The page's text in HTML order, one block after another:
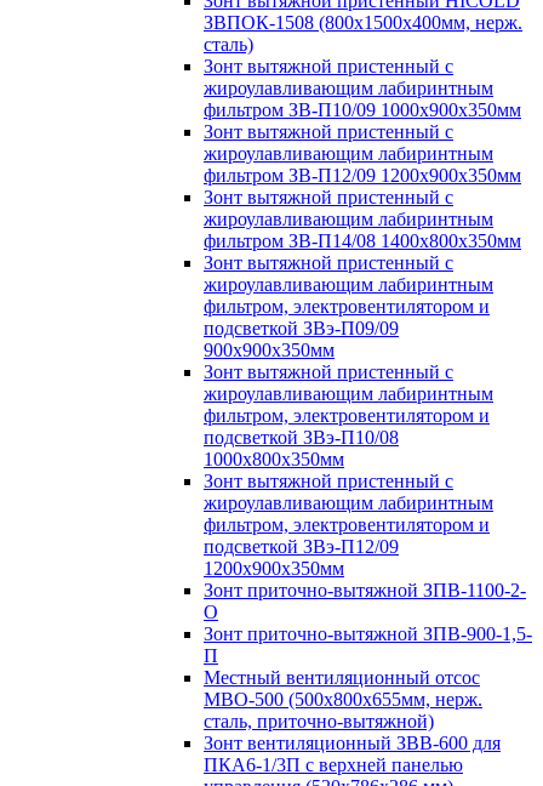
ЗВПОК-1508 (800х1500х400мм, нерж.
сталь)
Зонт вытяжной пристенный с
жироулавливающим лабиринтным
фильтром ЗВ-П10/09 1000х900х350мм
Зонт вытяжной пристенный с
жироулавливающим лабиринтным
фильтром ЗВ-П12/09 1200х900х350мм
Зонт вытяжной пристенный с
жироулавливающим лабиринтным
фильтром ЗВ-П14/08 1400х800х350мм
Зонт вытяжной пристенный с
жироулавливающим лабиринтным
фильтром, электровентилятором и
подсветкой ЗВэ-П09/09
900х900х350мм
Зонт вытяжной пристенный с
жироулавливающим лабиринтным
фильтром, электровентилятором и
подсветкой ЗВэ-П10/08
1000х800х350мм
Зонт вытяжной пристенный с
жироулавливающим лабиринтным
фильтром, электровентилятором и
подсветкой ЗВэ-П12/09
1200х900х350мм
Зонт приточно-вытяжной ЗПВ-1100-2-
О
Зонт приточно-вытяжной ЗПВ-900-1,5-
П
Местный вентиляционный отсос
МВО-500 (500х800х655мм, нерж.
сталь, приточно-вытяжной)
Зонт вентиляционный ЗВВ-600 для
ПКА6-1/3П с верхней панелью